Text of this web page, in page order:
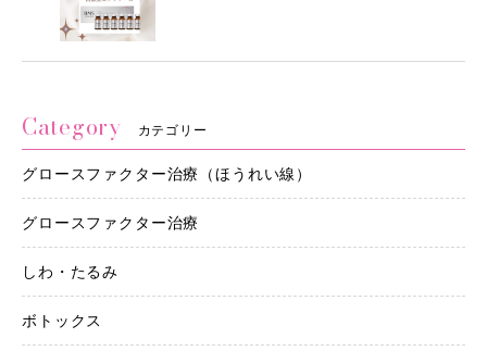
Category カテゴリー
グロースファクター治療（ほうれい線）
グロースファクター治療
しわ・たるみ
ボトックス